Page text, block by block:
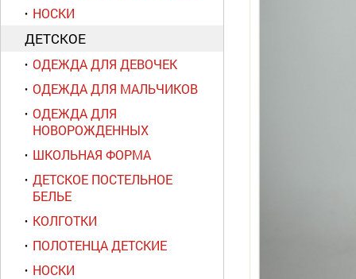
НОСКИ
ДЕТСКОЕ
ОДЕЖДА ДЛЯ ДЕВОЧЕК
ОДЕЖДА ДЛЯ МАЛЬЧИКОВ
ОДЕЖДА ДЛЯ
НОВОРОЖДЕННЫХ
ШКОЛЬНАЯ ФОРМА
ДЕТСКОЕ ПОСТЕЛЬНОЕ
БЕЛЬЕ
КОЛГОТКИ
ПОЛОТЕНЦА ДЕТСКИЕ
НОСКИ